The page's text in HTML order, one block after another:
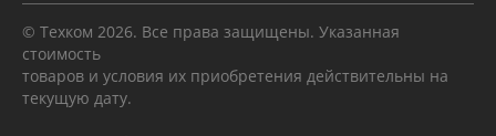
© Техком 2026. Все права защищены. Указанная
стоимость
товаров и условия их приобретения действительны на
текущую дату.